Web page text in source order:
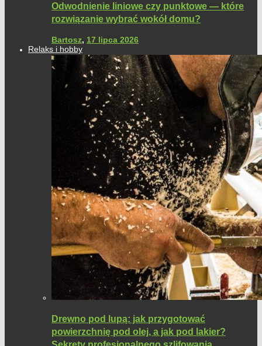
Odwodnienie liniowe czy punktowe — które
rozwiązanie wybrać wokół domu?
Bartosz, 17 lipca 2026
Relaks i hobby
Drewno pod lupą: jak przygotować
powierzchnię pod olej, a jak pod lakier?